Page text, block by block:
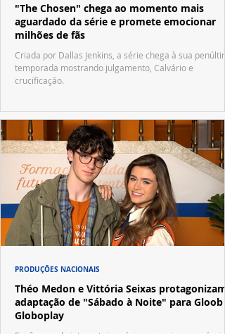
"The Chosen" chega ao momento mais
aguardado da série e promete emocionar
milhões de fãs
Criada por Dallas Jenkins, a série chega à sua
temporada mostrando julgamento, Calvário e
crucificação.
Théo Medon e Vittória Seixas protagonizam
adaptação de "Sábado à Noite" para Gloob e
Globoplay
PRODUÇÕES NACIONAIS